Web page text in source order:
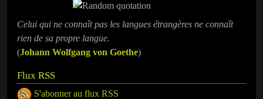
Celui qui ne connaît pas les langues étrangères ne connaît
rien de sa propre langue.
(​Johann Wolfgang von Goethe)
Flux RSS
S'abonner au flux RSS